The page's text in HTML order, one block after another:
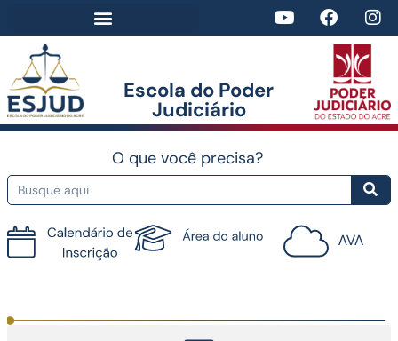
Escola do Poder
Judiciário​
O que você precisa?